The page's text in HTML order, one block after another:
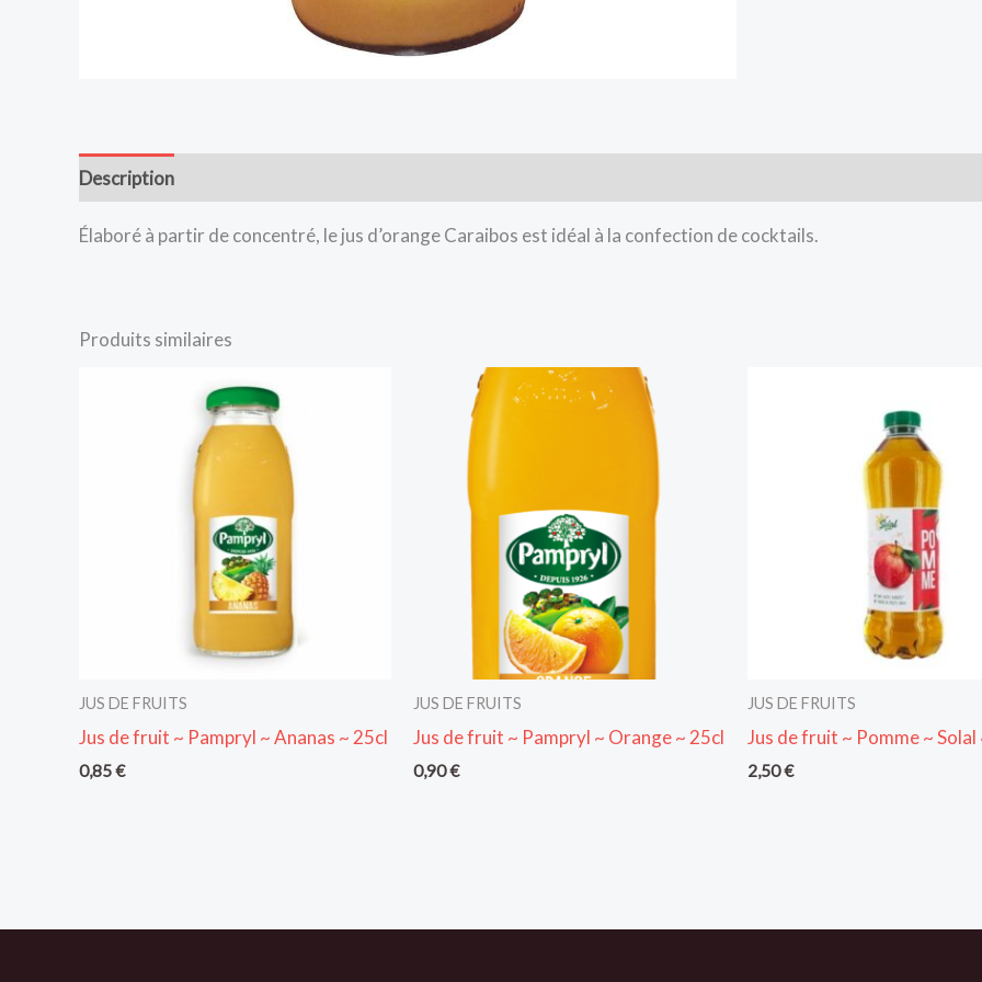
Description
Élaboré à partir de concentré, le jus d’orange Caraibos est idéal à la confection de cocktails.
Produits similaires
JUS DE FRUITS
Jus de fruit ~ Pampryl ~ Ananas ~ 25cl
0,85€
JUS DE FRUITS
Jus de fruit ~ Pampryl ~ Orange ~ 25cl
0,90€
JUS DE FRUITS
Jus de fruit ~ Pomme ~ Solal
2,50€